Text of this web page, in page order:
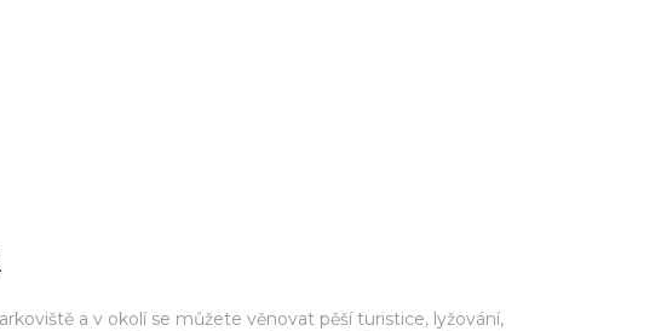
a v okolí se můžete věnovat pěší turistice, lyžování,